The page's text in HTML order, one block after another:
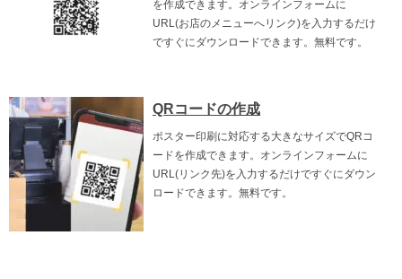
を作成できます。オンラインフォームに
URL(お店のメニューへリンク)を入力するだけ
ですぐにダウンロードできます。無料です。
QRコードの作成
ポスター印刷に対応する大きなサイズでQRコ
ードを作成できます。オンラインフォームに
URL(リンク先)を入力するだけですぐにダウン
ロードできます。無料です。